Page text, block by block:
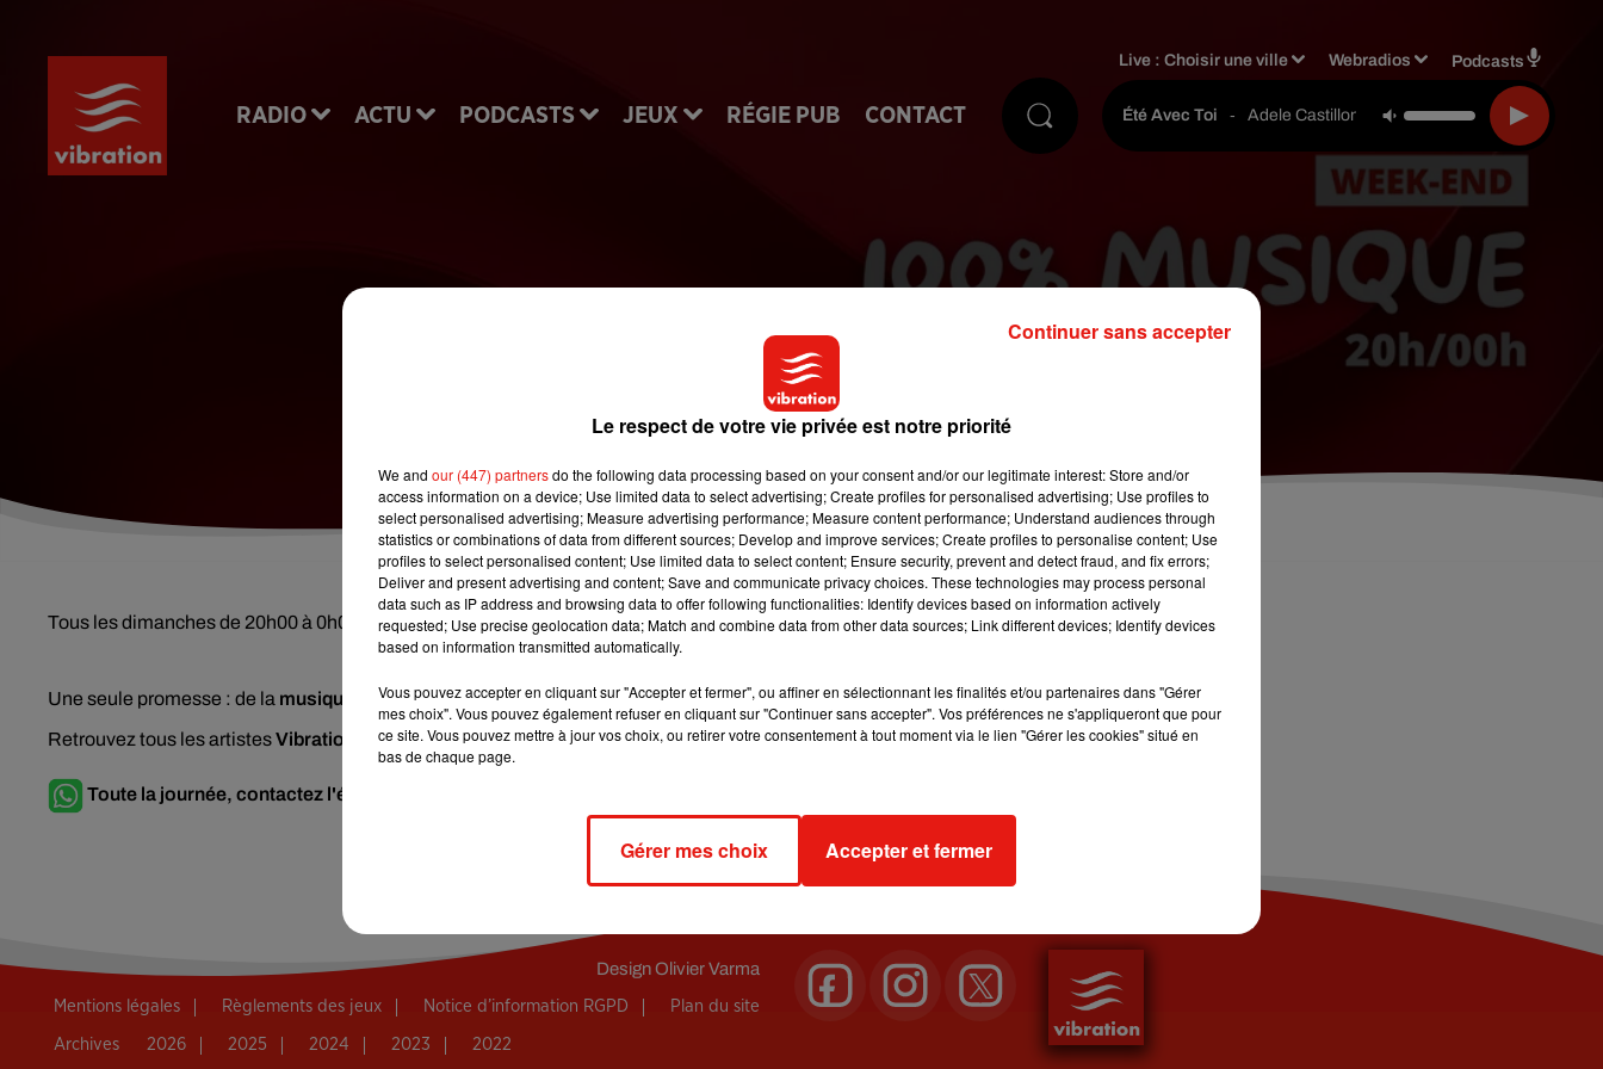
RADIO ACTU PODCASTS JEUX RÉGIE PUB CONTACT
Live :Choisir une ville Webradios Podcasts
Été Avec Toi - Adele Castillon
100% Musique | Week-end
Tous les dimanches de 20h00 à 0h00.
Une seule promesse : de la musique , juste de lamusique!
Retrouvez tous les artistesVibration , des plus groshits du momentaux plus grandsclassiques, en passant par les meilleuresnouveautés
Toute la journée, contactez l'équipe de Vibration sur WhatsApp ! Réagissez au 07 80 98 98 98.
DesignOlivier Varma
Mentions légales Règlements des jeux Notice d’information RGPD Plan du site
Archives 2026 2025 2024 2023 2022
Le respect de votre vie privée est notre priorité
We and our (447) partnersdo the following data processing based on your consent and/or our legitimate interest: Store and/or
access information on a device; Use limited data to select advertising; Create profiles for personalised advertising; Use profiles to
select personalised advertising; Measure advertising performance; Measure content performance; Understand audiences through
statistics or combinations of data from different sources; Develop and improve services; Create profiles to personalise content; Use
profiles to select personalised content; Use limited data to select content; Ensure security, prevent and detect fraud, and fix errors;
Deliver and present advertising and content; Save and communicate privacy choices. These technologies may process personal
data such as IP address and browsing data to offer following functionalities: Identify devices based on information actively
requested; Use precise geolocation data; Match and combine data from other data sources; Link different devices; Identify devices
based on information transmitted automatically.
Vous pouvez accepter en cliquant sur "Accepter et fermer", ou affiner en sélectionnant les finalités et/ou partenaires dans "Gérer
mes choix". Vous pouvez également refuser en cliquant sur "Continuer sans accepter". Vos préférences ne s'appliqueront que pour
ce site. Vous pouvez mettre à jour vos choix, ou retirer votre consentement à tout moment via le lien "Gérer les cookies" situé en
bas de chaque page.
Gérer mes choix Accepter et fermer
Continuer sans accepter